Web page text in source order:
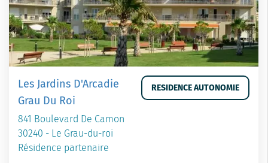
Les Jardins D'Arcadie
Grau Du Roi
841 Boulevard De Camon
30240 - Le Grau-du-roi
Résidence partenaire
RESIDENCE AUTONOMIE